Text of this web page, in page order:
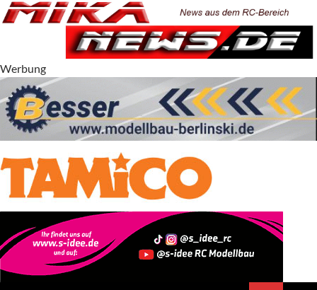
Zum
Inhalt
Werbung